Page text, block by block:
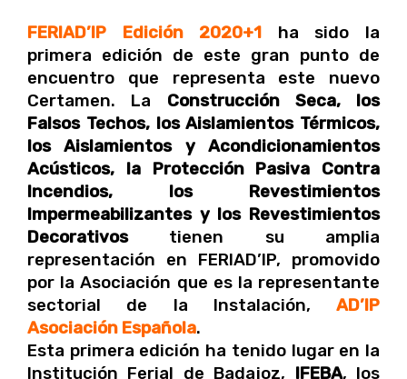
FERIAD’IP Edición 2020+1 ha sido la
primera edición de este gran punto de
encuentro que representa este nuevo
Certamen. La Construcción Seca, los
Falsos Techos, los Aislamientos Térmicos,
los Aislamientos y Acondicionamientos
Acústicos, la Protección Pasiva Contra
Incendios, los Revestimientos
Impermeabilizantes y los Revestimientos
Decorativostienen su amplia
representación en FERIAD’IP, promovido
por la Asociación que es la representante
sectorial de la Instalación, AD’IP
Asociación Española.
Esta primera edición ha tenido lugar en la
Institución Ferial de Badajoz, IFEBA, los